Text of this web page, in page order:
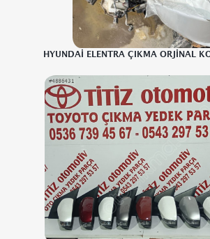
HYUNDAİ ELENTRA ÇIKMA ORJİNAL